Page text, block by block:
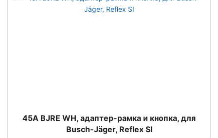
45A BJRE WH, адаптер-рамка и кнопка, для
Busch-Jäger, Reflex SI